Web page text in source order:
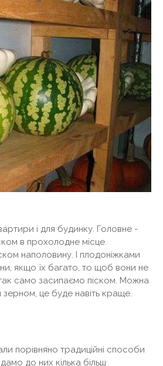
і для будинку. Головне -
в прохолодне місце.
наполовину. І плодоніжками
якщо їх багато, то щоб вони не
само засипаємо піском. Можна
зерном, це буде навіть краще.
порівняно традиційні способи
до них кілька більш